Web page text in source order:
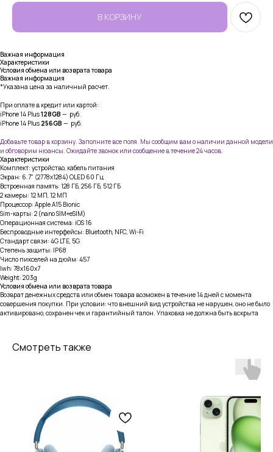
В КОРЗИНУ
Важная информация
Характеристики
Условия обмена или возврата товара
Важная информация
*Указана цена за наличный расчет.
При оплате в кредит или картой:
iPhone 14 Plus128GB — руб.
iPhone 14 Plus 256GB — руб.
Добавьте товар в корзину. Заполните все поля. Мы сообщим вам о наличии данной модели
и обговорим нюансы. Ожидайте звонок или сообщение в течение 24 часов.
Характеристики
Комплект: устройство, кабель питания
Экран: 6.7" (2778x1284) OLED 60 Гц
Встроенная память: 128 ГБ, 256 ГБ, 512 ГБ
2 камеры: 12 МП, 12 МП
Процессор: Apple A15 Bionic
Sim-карты: 2 (nano SIM+eSIM)
Операционная система: iOS 16
Беспроводные интерфейсы: Bluetooth, NFC, Wi-Fi
Стандарт связи: 4G LTE, 5G
Степень защиты: IP68
Число пикселей на дюйм: 457
lwh: 78x160x7
Weight: 203g
Условия обмена или возврата товара
Возврат денежных средств или обмен товара возможен в течение 14 дней с момента
совершения покупки. При условии: что внешний вид устройства не нарушен, оно не было
активировано, сохранен чек и гарантийный талон. Упаковка не должна быть вскрыта
Смотреть также
Услуги
Trade-in
тел: 8-914-926-96-10